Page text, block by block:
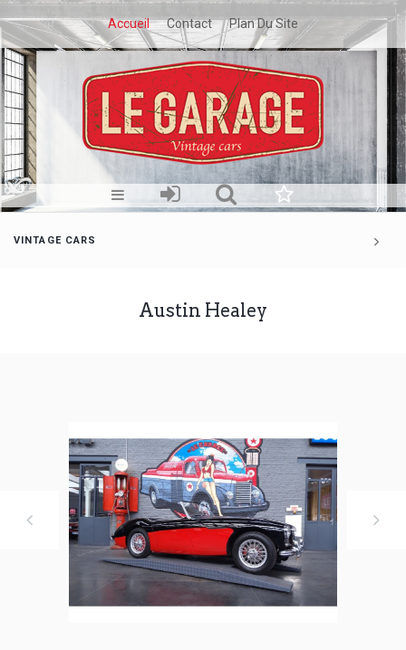
Accueil Contact Plan Du Site
VINTAGE CARS
Austin Healey